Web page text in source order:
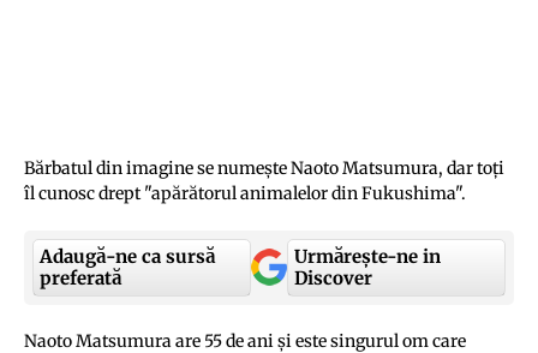
Bărbatul din imagine se numeşte Naoto Matsumura, dar toţi
îl cunosc drept "apărătorul animalelor din Fukushima".
Adaugă-ne ca sursă
preferată
Urmărește-ne in
Discover
Naoto Matsumura are 55 de ani şi este singurul om care